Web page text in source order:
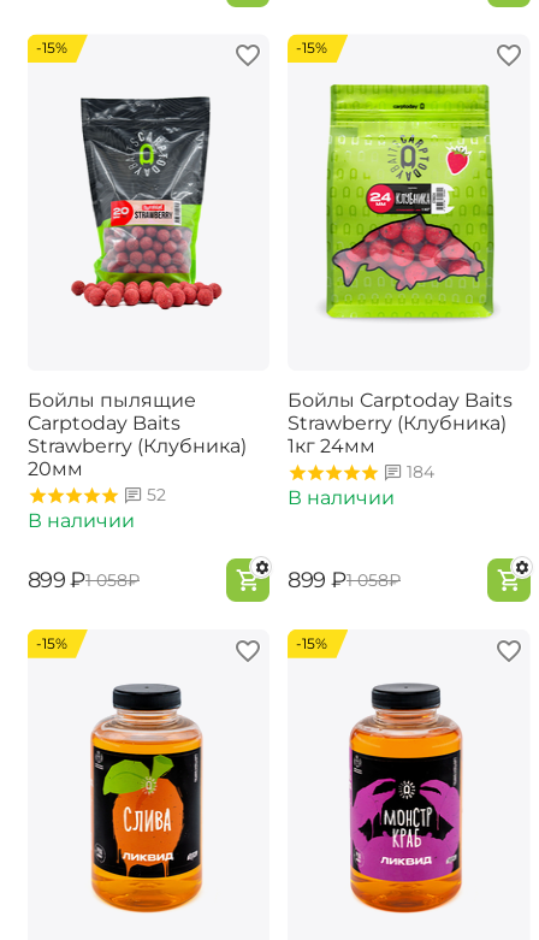
-15%
Бойлы пылящие
Carptoday Baits
Strawberry (Клубника)
20мм
52
В наличии
‍899‍ ₽‍1 058‍₽
-15%
Бойлы Carptoday Baits
Strawberry (Клубника)
1кг 24мм
184
В наличии
‍899‍ ₽‍1 058‍₽
-15% -15%